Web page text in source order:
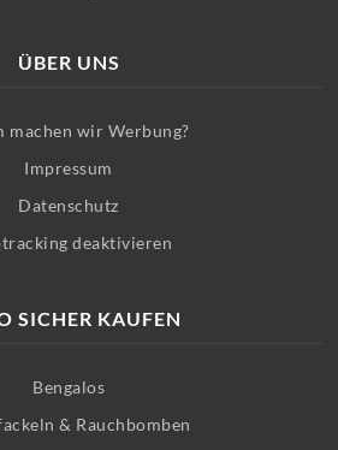
ÜBER UNS
machen wir Werbung?
Impressum
Datenschutz
deaktivieren
SICHER KAUFEN
Bengalos
& Rauchbomben